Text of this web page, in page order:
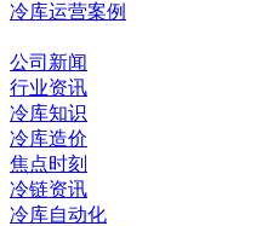
冷库运营案例
公司新闻
行业资讯
冷库知识
冷库造价
焦点时刻
冷链资讯
冷库自动化